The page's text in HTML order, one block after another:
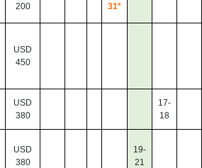
200
31*
USD
450
USD
380
17-
18
USD
380
19-
21